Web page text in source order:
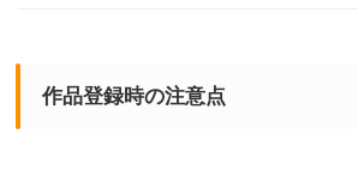
作品登録時の注意点